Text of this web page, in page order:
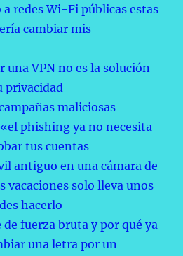
redes Wi-Fi públicas estas
cambiar mis
una VPN no es la solución
privacidad
maliciosas
phishing ya no necesita
tus cuentas
antiguo en una cámara de
vacaciones solo lleva unos
hacerlo
de fuerza bruta y por qué ya
una letra por un